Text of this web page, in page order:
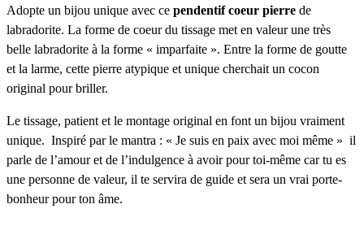
Adopte un bijou unique avec ce pendentif coeur pierre de
labradorite. La forme de coeur du tissage met en valeur une très
belle labradorite à la forme « imparfaite ». Entre la forme de goutte
et la larme, cette pierre atypique et unique cherchait un cocon
original pour briller.
Le tissage, patient et le montage original en font un bijou vraiment
unique. Inspiré par le mantra : « Je suis en paix avec moi même » il
parle de l’amour et de l’indulgence à avoir pour toi-même car tu es
une personne de valeur, il te servira de guide et sera un vrai porte-
bonheur pour ton âme.